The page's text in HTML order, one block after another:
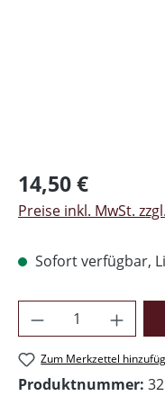
Regulärer Preis:
14,50 €
Preise inkl. MwSt.
Sofort verfügbar,
Produkt
Zum Merkzettel
Produktnummer: